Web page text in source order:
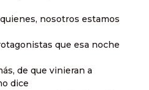
nosotros estamos
que esa noche
de que vinieran a
dice